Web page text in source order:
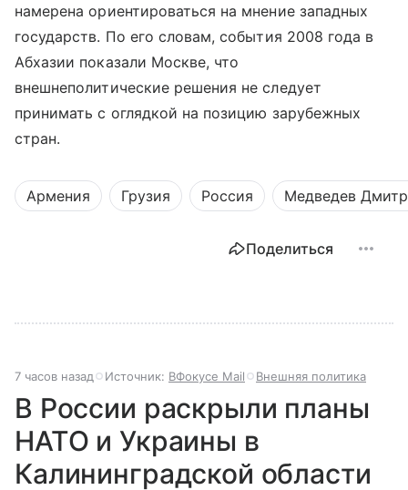
намерена ориентироваться на мнение западных
государств. По его словам, события 2008 года в
Абхазии показали Москве, что
внешнеполитические решения не следует
принимать с оглядкой на позицию зарубежных
стран.
Армения Грузия Россия Медведев
Поделиться
7 часов назад Источник: ВФокусе Mail Внешняя политика
В России раскрыли планы
НАТО и Украины в
Калининградской области